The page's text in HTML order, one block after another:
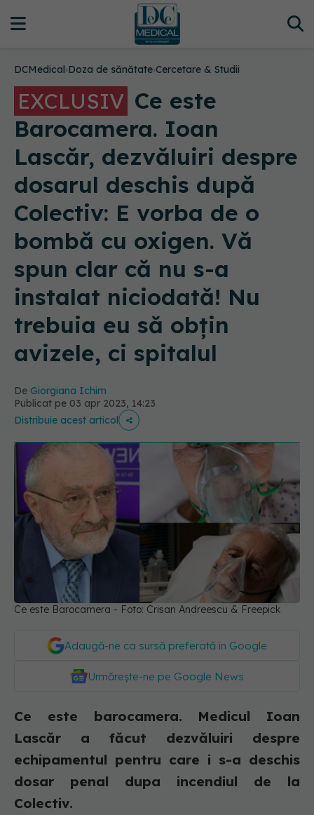
DCMedical›Doza de sănătate›Cercetare & Studii
EXCLUSIV Ce este
Barocamera. Ioan
Lascăr, dezvăluiri despre
dosarul deschis după
Colectiv: E vorba de o
bombă cu oxigen. Vă
spun clar că nu s-a
instalat niciodată! Nu
trebuia eu să obțin
avizele, ci spitalul
De Giorgiana Ichim
Publicat pe 03 apr 2023, 14:23
Distribuie acest articol
Ce este Barocamera - Foto: Crisan Andreescu & Freepick
Adaugă-ne ca sursă preferată în Google
Urmărește-ne pe Google News
Ce este barocamera. Medicul Ioan
Lascăr a făcut dezvăluiri despre
echipamentul pentru care i s-a deschis
dosar penal dupa incendiul de la
Colectiv.